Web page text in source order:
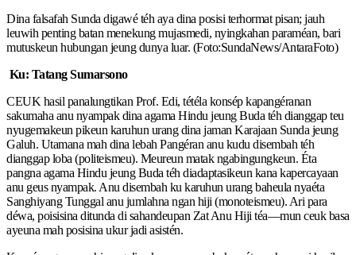
Dina falsafah Sunda digawé téh aya dina posisi terhormat pisan; jauh
leuwih penting batan menekung mujasmedi, nyingkahan paraméan, bari
mutuskeun hubungan jeung dunya luar. (Foto:SundaNews/AntaraFoto)
Ku: Tatang Sumarsono
CEUK hasil panalungtikan Prof. Edi, tétéla konsép kapangéranan
sakumaha anu nyampak dina agama Hindu jeung Buda téh dianggap teu
nyugemakeun pikeun karuhun urang dina jaman Karajaan Sunda jeung
Galuh. Utamana mah dina lebah Pangéran anu kudu disembah téh
dianggap loba (politeismeu). Meureun matak ngabingungkeun. Éta
pangna agama Hindu jeung Buda téh diadaptasikeun kana kapercayaan
anu geus nyampak. Anu disembah ku karuhun urang baheula nyaéta
Sanghiyang Tunggal anu jumlahna ngan hiji (monoteismeu). Ari para
déwa, poisisina ditunda di sahandeupan Zat Anu Hiji téa—mun ceuk basa
ayeuna mah posisina ukur jadi asistén.